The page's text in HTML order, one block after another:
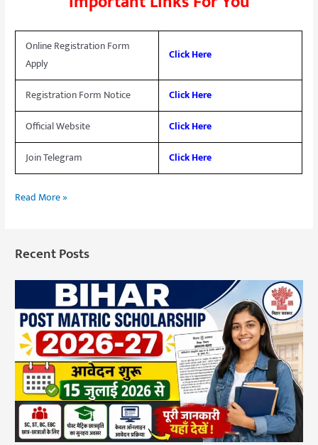
Online Registration Form
Apply
Click Here
Registration Form Notice
Click Here
Official Website
Click Here
Join Telegram
Click Here
Read More »
Recent Posts